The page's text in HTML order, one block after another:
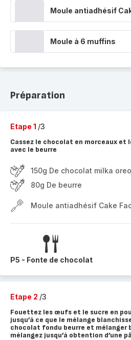
Moule antiadhésif
Moule à 6 muffins
Préparation
Etape 1 /3
Cassez le chocolat en morceaux et
avec le beurre
150g De chocolat milka oreo
80g De beurre
Moule antiadhésif Cake
P5 - Fonte de chocolat
Etape 2 /3
Fouettez les œufs et le sucre en
jusqu’à ce que le mélange
chocolat fondu beurre et mélanger
mélangez jusqu’à obtention d’une